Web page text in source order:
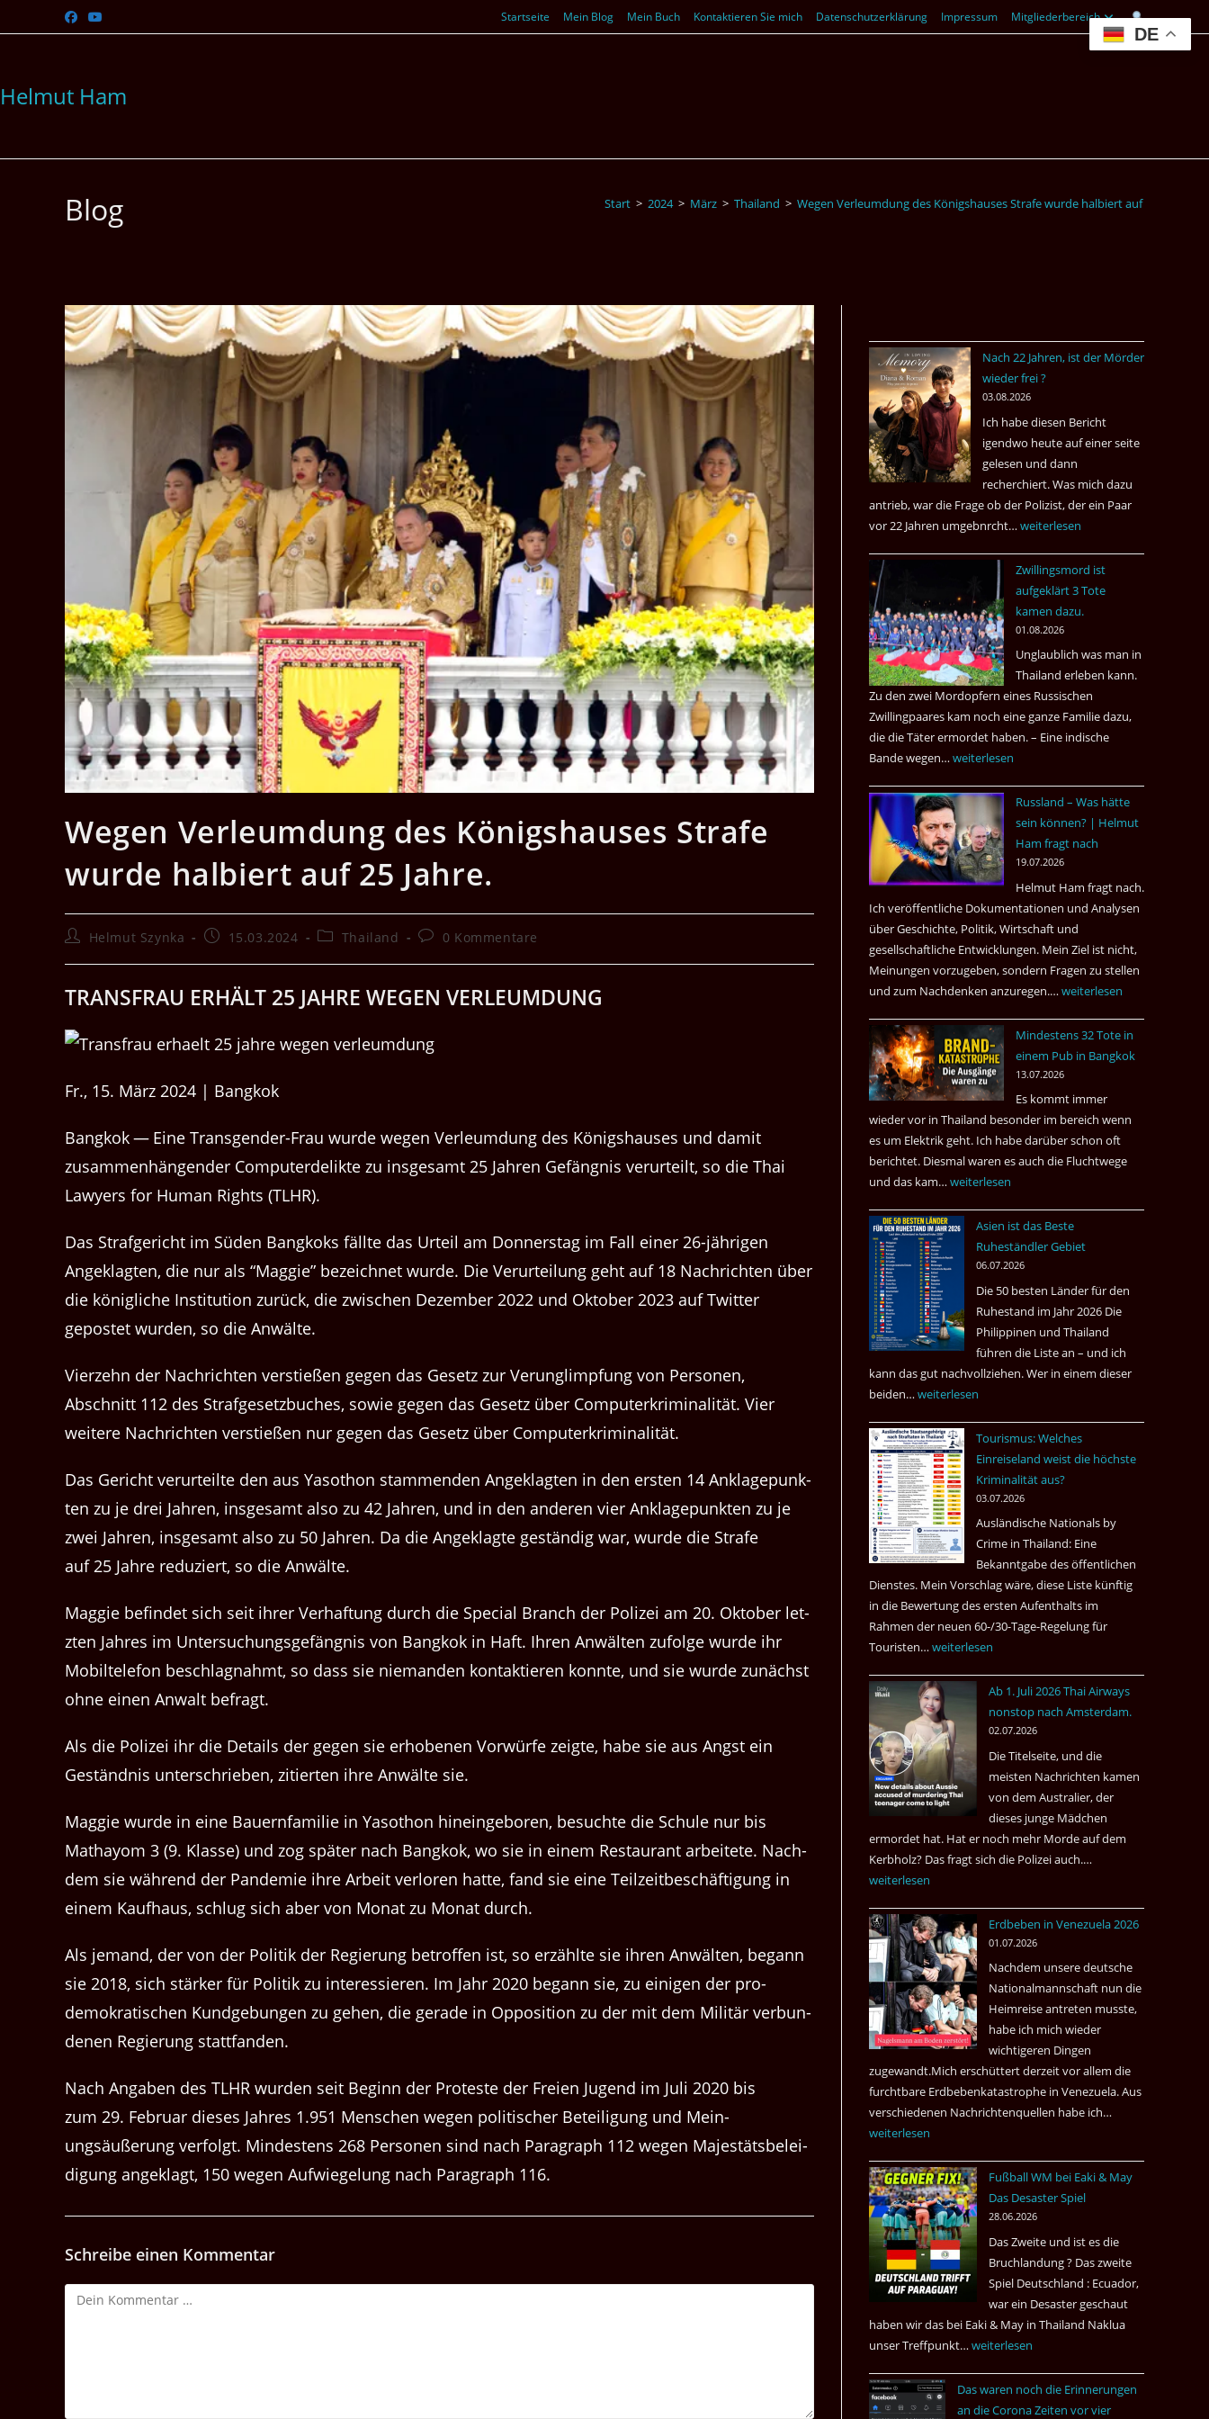
Inhalt
Startseite Mein Blog Mein Buch Kontaktieren Sie mich Datenschutzerklärung Impressum Mitgliederbereich
Helmut Ham
Blog Start > 2024 > März > Thailand > Wegen Verleumdung des Königshauses Strafe wurde halbiert auf 25 Jahre.
Wegen Verleumdung des Königshauses Strafe
wurde halbiert auf 25 Jahre.
Beitrags-
Helmut Szynka
Beitrag15.03.2024
Beitrags-
Thailand
Beitrags-
0 Kommentare
TRANSFRAU ERHÄLT 25 JAHRE WEGEN VERLEUMDUNG
Fr., 15. März 2024 | Bangkok
Bangkok — Eine Trans­gen­der-Frau wurde wegen Ver­leum­dung des Königshaus­es und damit
zusam­men­hän­gen­der Com­pu­t­er­de­lik­te zu ins­ge­samt 25 Jahren Gefäng­nis verurteilt, so die Thai
Lawyers for Human Rights (TLHR).
Das Strafgericht im Süden Bangkoks fällte das Urteil am Don­ner­stag im Fall ein­er 26-jähri­gen
Angeklagten, die nur als ​“Mag­gie” beze­ich­net wurde. Die Verurteilung geht auf 18 Nachricht­en über
die königliche Insti­tu­tion zurück, die zwis­chen Dezem­ber 2022 und Okto­ber 2023 auf Twit­ter
gepostet wur­den, so die Anwälte.
Vierzehn der Nachricht­en ver­stießen gegen das Gesetz zur Verunglimp­fung von Per­so­n­en,
Abschnitt 112 des Strafge­set­zbuch­es, sowie gegen das Gesetz über Com­put­erkrim­i­nal­ität. Vier
weit­ere Nachricht­en ver­stießen nur gegen das Gesetz über Computerkriminalität.
Das Gericht verurteilte den aus Yasothon stam­menden Angeklagten in den ersten 14 Anklagepunk­
ten zu je drei Jahren, ins­ge­samt also zu 42 Jahren, und in den anderen vier Anklagepunk­ten zu je
zwei Jahren, ins­ge­samt also zu 50 Jahren. Da die Angeklagte geständig war, wurde die Strafe
auf 25 Jahre reduziert, so die Anwälte.
Mag­gie befind­et sich seit ihrer Ver­haf­tung durch die Spe­cial Branch der Polizei am 20. Okto­ber let­
zten Jahres im Unter­suchungs­ge­fäng­nis von Bangkok in Haft. Ihren Anwäl­ten zufolge wurde ihr
Mobil­tele­fon beschlagnahmt, so dass sie nie­man­den kon­tak­tieren kon­nte, und sie wurde zunächst
ohne einen Anwalt befragt.
Als die Polizei ihr die Details der gegen sie erhobe­nen Vor­würfe zeigte, habe sie aus Angst ein
Geständ­nis unter­schrieben, zitierten ihre Anwälte sie.
Mag­gie wurde in eine Bauern­fam­i­lie in Yasothon hineinge­boren, besuchte die Schule nur bis
Math­ay­om 3 (9. Klasse) und zog später nach Bangkok, wo sie in einem Restau­rant arbeit­ete. Nach­
dem sie während der Pan­demie ihre Arbeit ver­loren hat­te, fand sie eine Teilzeitbeschäf­ti­gung in
einem Kaufhaus, schlug sich aber von Monat zu Monat durch.
Als jemand, der von der Poli­tik der Regierung betrof­fen ist, so erzählte sie ihren Anwäl­ten, begann
sie 2018, sich stärk­er für Poli­tik zu inter­essieren. Im Jahr 2020 begann sie, zu eini­gen der pro-
demokratis­chen Kundge­bun­gen zu gehen, die ger­ade in Oppo­si­tion zu der mit dem Mil­itär ver­bun­
de­nen Regierung stattfanden.
Nach Angaben des TLHR wur­den seit Beginn der Proteste der Freien Jugend im Juli 2020 bis
zum 29. Feb­ru­ar dieses Jahres 1.951 Men­schen wegen poli­tis­ch­er Beteili­gung und Mei­n­
ungsäußerung ver­fol­gt. Min­destens 268 Per­so­n­en sind nach Para­graph 112 wegen Majestäts­belei­
di­gung angeklagt, 150 wegen Aufwiegelung nach Para­graph 116.
Schreibe einen Kommentar
Kommentar
Nach 22 Jahren, ist der Mörder
wieder frei ?
03.08.2026
Ich habe diesen Bericht
igendwo heute auf einer seite
gelesen und dann
recherchiert. Was mich dazu
antrieb, war die Frage ob der Polizist, der ein Paar
vor 22 Jahren umgebnrcht… Nach
Jahren,
ist
der
Mörder
wieder
frei
?
weiterlesen
Zwillingsmord ist
aufgeklärt 3 Tote
kamen dazu.
01.08.2026
Unglaublich was man in
Thailand erleben kann.
Zu den zwei Mordopfern eines Russischen
Zwillingpaares kam noch eine ganze Familie dazu,
die die Täter ermordet haben. – Eine indische
Bande wegen…Zwillingsmord
aufgeklärt
3
Tote
kamen
weiterlesen
Russland – Was hätte
sein können? | Helmut
Ham fragt nach
19.07.2026
Helmut Ham fragt nach.
Ich veröffentliche Dokumentationen und Analysen
über Geschichte, Politik, Wirtschaft und
gesellschaftliche Entwicklungen. Mein Ziel ist nicht,
Meinungen vorzugeben, sondern Fragen zu stellen
und zum Nachdenken anzuregen.… Russland
Was
hätte
sein
können?
|
Helmut
Ham
nach
weiterlesen
Mindestens 32 Tote in
einem Pub in Bangkok
13.07.2026
Es kommt immer
wieder vor in Thailand besonder im bereich wenn
es um Elektrik geht. Ich habe darüber schon oft
berichtet. Diesmal waren es auch die Fluchtwege
und das kam…Mindestens
Tote
einem
in
Bangkok
weiterlesen
Asien ist das Beste
Ruheständler Gebiet
06.07.2026
Die 50 besten Länder für den
Ruhestand im Jahr 2026 Die
Philippinen und Thailand
führen die Liste an – und ich
kann das gut nachvollziehen. Wer in einem dieser
beiden… Asien
das
Beste
Ruheständler
Gebiet
weiterlesen
Tourismus: Welches
Einreiseland weist die höchste
Kriminalität aus?
03.07.2026
Ausländische Nationals by
Crime in Thailand: Eine
Bekanntgabe des öffentlichen
Dienstes. Mein Vorschlag wäre, diese Liste künftig
in die Bewertung des ersten Aufenthalts im
Rahmen der neuen 60-/30-Tage-Regelung für
Touristen…Tourismus:
Einreiseland
weist
die
höchste
Kriminalität
aus?
weiterlesen
Ab 1. Juli 2026 Thai Airways
nonstop nach Amsterdam.
02.07.2026
Die Titelseite, und die
meisten Nachrichten kamen
von dem Australier, der
dieses junge Mädchen
ermordet hat. Hat er noch mehr Morde auf dem
Kerbholz? Das fragt sich die Polizei auch.…
Juli
2026
Airways
nonstop
nach
Amsterdam.
weiterlesen
Erdbeben in Venezuela 2026
01.07.2026
Nachdem unsere deutsche
Nationalmannschaft nun die
Heimreise antreten musste,
habe ich mich wieder
wichtigeren Dingen
zugewandt.Mich erschüttert derzeit vor allem die
furchtbare Erdbebenkatastrophe in Venezuela. Aus
verschiedenen Nachrichtenquellen habe ich…
Venezuela
2026
weiterlesen
Fußball WM bei Eaki & May
Das Desaster Spiel
28.06.2026
Das Zweite und ist es die
Bruchlandung ? Das zweite
Spiel Deutschland : Ecuador,
war ein Desaster geschaut
haben wir das bei Eaki & May in Thailand Naklua
unser Treffpunkt… Fußball
bei
Eaki
weiterlesen
Das waren noch die Erinnerungen
an die Corona Zeiten vor vier
DE